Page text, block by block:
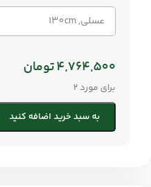
4,764,500تومان
برای مورد 2
به سبد خرید اضافه کنید